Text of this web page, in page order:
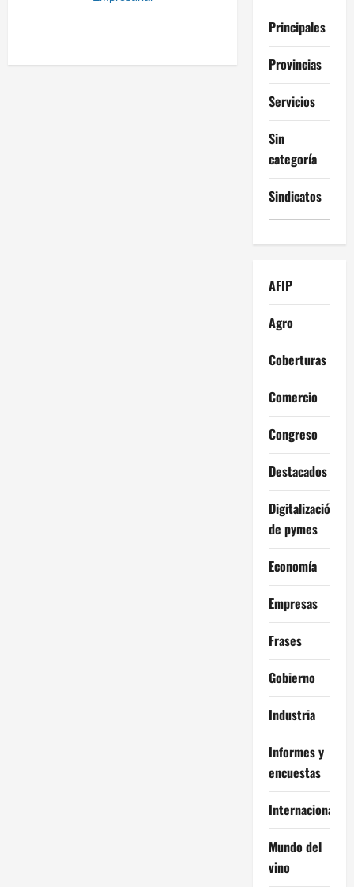
Principales
Provincias
Servicios
Sin
categoría
Sindicatos
AFIP
Agro
Coberturas
Comercio
Congreso
Destacados
Digitalización
de pymes
Economía
Empresas
Frases
Gobierno
Industria
Informes y
encuestas
Internacional
Mundo del
vino